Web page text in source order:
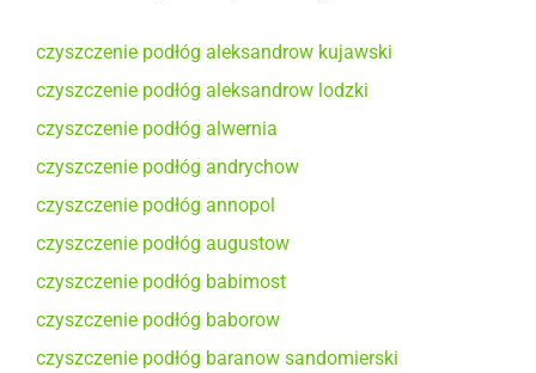
czyszczenie podłóg aleksandrow kujawski
czyszczenie podłóg aleksandrow lodzki
czyszczenie podłóg alwernia
czyszczenie podłóg andrychow
czyszczenie podłóg annopol
czyszczenie podłóg augustow
czyszczenie podłóg babimost
czyszczenie podłóg baborow
czyszczenie podłóg baranow sandomierski